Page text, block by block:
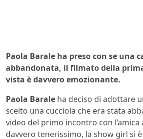
Paola Barale ha preso con se una
abbandonata, il filmato della
vista è davvero emozionante.
Paola Barale ha deciso di adottare
scelto una cucciola che era stata
video del primo incontro con
davvero tenerissimo, la show girl si